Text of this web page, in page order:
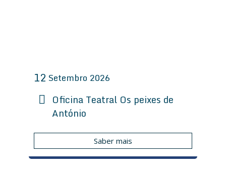
12 Setembro 2026
Oficina Teatral Os peixes de
António
Saber mais